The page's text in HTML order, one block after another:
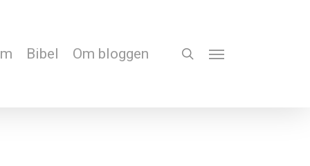
Bibel Om bloggen search
Menu